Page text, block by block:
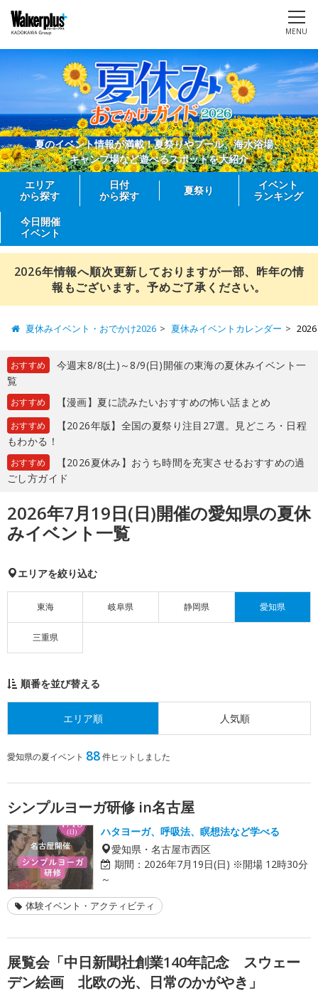
MENU
夏のイベント情報が満載！夏祭りやプール、海水浴場、
キャンプ場など遊べるスポットを大紹介
エリア
から探す
日付
から探す
夏祭り
イベント
ランキング
今日開催
イベント
2026年情報へ順次更新しておりますが一部、昨年の情
報もございます。予めご了承ください。
夏休みイベント・おでかけ2026 夏休みイベントカレンダー
おすすめ
今週末8/8(土)～8/9(日)開催の東海の夏休みイベント一
覧
おすすめ 【漫画】夏に読みたいおすすめの怖い話まとめ
おすすめ
【2026年版】全国の夏祭り注目27選。見どころ・日程
もわかる！
おすすめ
【2026夏休み】おうち時間を充実させるおすすめの過
ごし方ガイド
2026年7月19日(日)開催の愛知県の夏休
みイベント一覧
エリアを絞り込む
東海 岐阜県 静岡県 愛知県
三重県
順番を並び替える
エリア順 人気順
愛知県の夏イベント 88件ヒットしました
シンプルヨーガ研修 in名古屋
ハタヨーガ、呼吸法、瞑想法など学べる
愛知県・名古屋市西区
期間： 2026年7月19日(日) ※開場 12時30分
～
体験イベント・アクティビティ
展覧会「中日新聞社創業140年記念 スウェー
デン絵画 北欧の光、日常のかがやき」